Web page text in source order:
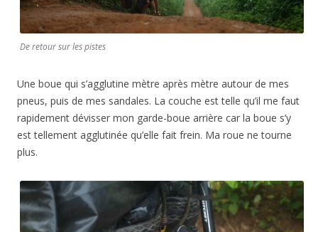
De retour sur les pistes
Une boue qui s’agglutine mètre après mètre autour de mes
pneus, puis de mes sandales. La couche est telle qu’il me faut
rapidement dévisser mon garde-boue arrière car la boue s’y
est tellement agglutinée qu’elle fait frein. Ma roue ne tourne
plus.